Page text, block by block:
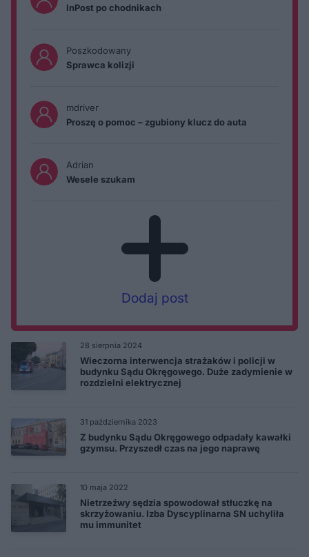
28 sierpnia 2024
Wieczorna interwencja strażaków i policji w
budynku Sądu Okręgowego. Duże zadymienie w
rozdzielni elektrycznej
31 października 2023
Z budynku Sądu Okręgowego odpadały kawałki
gzymsu. Przyszedł czas na jego naprawę
10 maja 2022
Nietrzeźwy sędzia spowodował stłuczkę na
skrzyżowaniu. Izba Dyscyplinarna SN uchyliła
mu immunitet
InPost po chodnikach
Poszkodowany
Sprawca kolizji
mdriver
Proszę o pomoc – zgubiony klucz do auta
Adrian
Wesele szukam
Dodaj post